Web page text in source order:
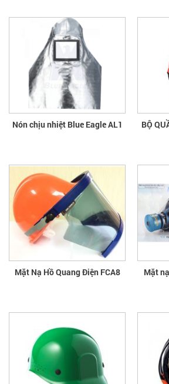
Nón chịu nhiệt Blue Eagle AL1
BỘ
Mặt Nạ Hồ Quang Điện FCA8
Mặt